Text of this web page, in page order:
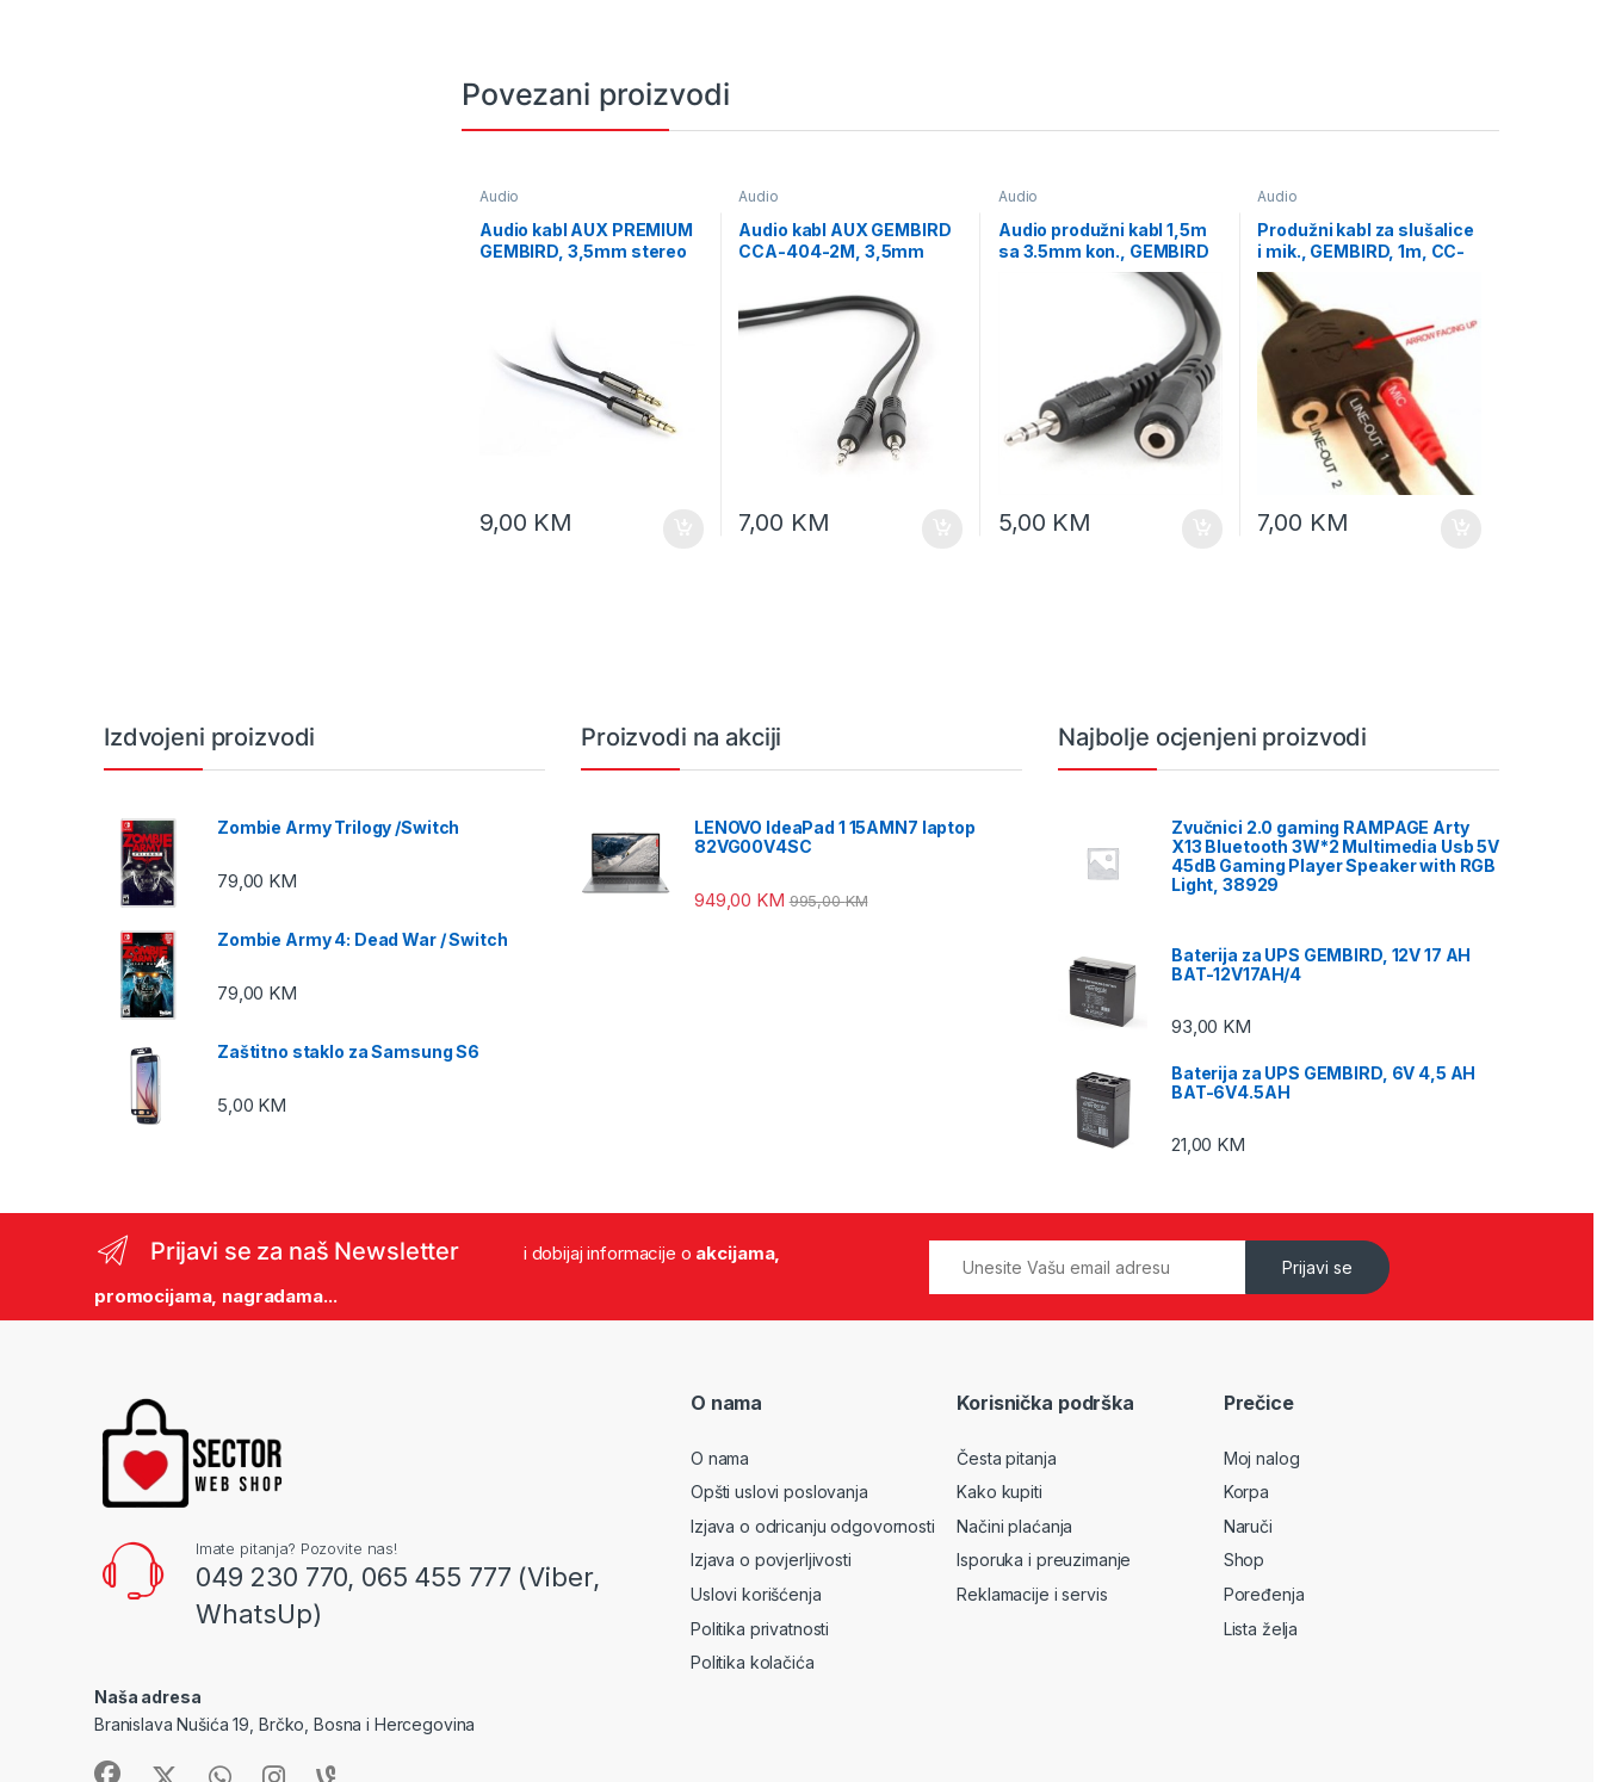
Povezani proizvodi
Audio
Audio kabl AUX PREMIUM
GEMBIRD, 3,5mm stereo
9,00 KM
Audio
Audio kabl AUX GEMBIRD
CCA-404-2M, 3,5mm
7,00 KM
Audio
Audio produžni kabl 1,5m
sa 3.5mm kon., GEMBIRD
5,00 KM
Audio
Produžni kabl za slušalice
i mik., GEMBIRD, 1m, CC-
MIC-1
7,00 KM
Izdvojeni proizvodi
Zombie Army Trilogy /Switch
79,00 KM
Zombie Army 4: Dead War / Switch
79,00 KM
Zaštitno staklo za Samsung S6
5,00 KM
Proizvodi na akciji
LENOVO IdeaPad 1 15AMN7 laptop
82VG00V4SC
949,00 KM 995,00KM
Najbolje ocjenjeni proizvodi
Zvučnici 2.0 gaming RAMPAGE Arty
X13 Bluetooth 3W*2 Multimedia Usb 5V
45dB Gaming Player Speaker with RGB
Light, 38929
Baterija za UPS GEMBIRD, 12V 17 AH
BAT-12V17AH/4
93,00 KM
Baterija za UPS GEMBIRD, 6V 4,5 AH
BAT-6V4.5AH
21,00 KM
Prijavi se za naš Newsletter i dobijaj informacije o akcijama,
promocijama, nagradama...
Prijavi se
Imate pitanja? Pozovite nas!
049 230 770, 065 455 777 (Viber,
WhatsUp)
Naša adresa
Branislava Nušića 19, Brčko, Bosna i Hercegovina
O nama
O nama
Opšti uslovi poslovanja
Izjava o odricanju odgovornosti
Izjava o povjerljivosti
Uslovi korišćenja
Politika privatnosti
Politika kolačića
Korisnička podrška
Česta pitanja
Kako kupiti
Načini plaćanja
Isporuka i preuzimanje
Reklamacije i servis
Prečice
Moj nalog
Korpa
Naruči
Shop
Poređenja
Lista želja